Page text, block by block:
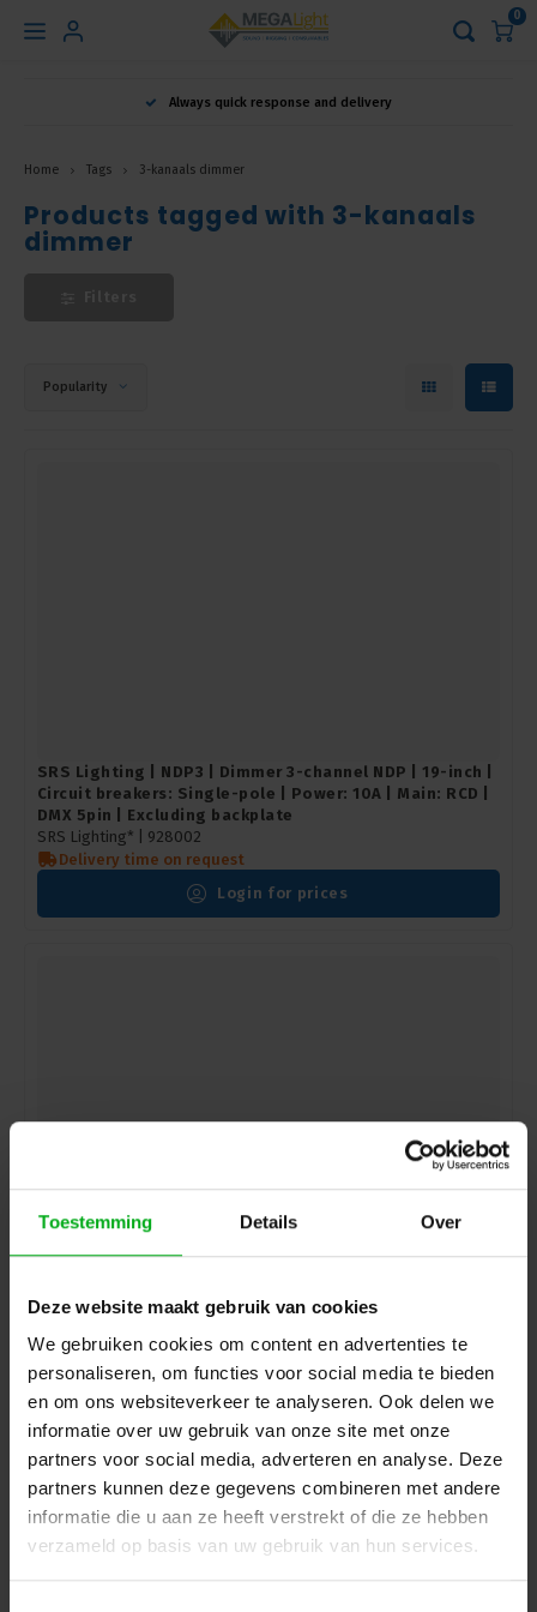
Toestemming Details Over
Deze website maakt gebruik van cookies
We gebruiken cookies om content en advertenties te
personaliseren, om functies voor social media te bieden
en om ons websiteverkeer te analyseren. Ook delen we
informatie over uw gebruik van onze site met onze
partners voor social media, adverteren en analyse. Deze
partners kunnen deze gegevens combineren met andere
informatie die u aan ze heeft verstrekt of die ze hebben
verzameld op basis van uw gebruik van hun services.
Hoofdmenu
0
Always quick response and delivery
Home Tags 3-kanaals dimmer
Products tagged with 3-kanaals
dimmer
Popularity
SRS Lighting | NDP3 | Dimmer 3-channel NDP | 19-inch |
Circuit breakers: Single-pole | Power: 10A | Main: RCD |
DMX 5pin | Excluding backplate
SRS Lighting* | 928002
Delivery time on request
Login for prices
Main: RCD | DMX 5pin | Excluding backplate
Delivery time on request